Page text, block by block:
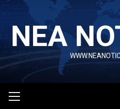
content
NEA
Menu